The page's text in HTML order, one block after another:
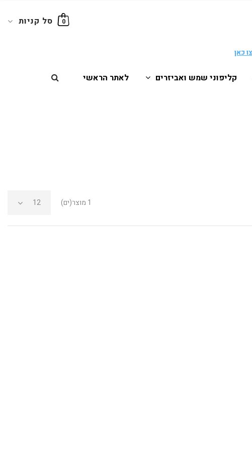
כאן
0 סל קניות
קליפוני שמש ואביזרים לאתר הראשי
1 מוצר(ים) 12